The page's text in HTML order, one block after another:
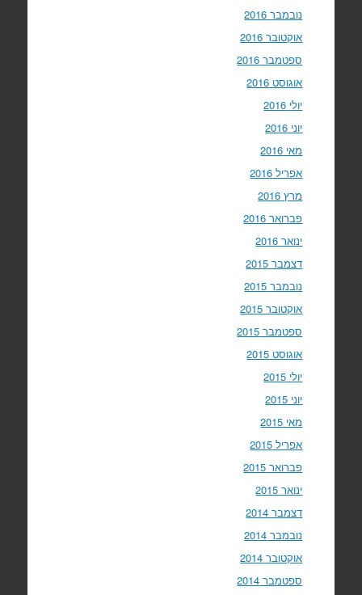
נובמבר 2016
אוקטובר 2016
ספטמבר 2016
אוגוסט 2016
יולי 2016
יוני 2016
מאי 2016
אפריל 2016
מרץ 2016
פברואר 2016
ינואר 2016
דצמבר 2015
נובמבר 2015
אוקטובר 2015
ספטמבר 2015
אוגוסט 2015
יולי 2015
יוני 2015
מאי 2015
אפריל 2015
פברואר 2015
ינואר 2015
דצמבר 2014
נובמבר 2014
אוקטובר 2014
ספטמבר 2014